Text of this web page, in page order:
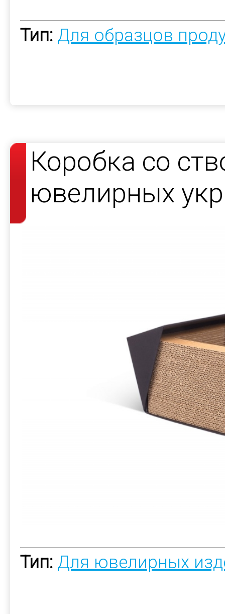
Тип: Для образцов
Коробка со
ювелирных
Тип: Для ювелирных